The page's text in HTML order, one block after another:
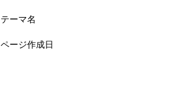
テーマ名
ページ作成日